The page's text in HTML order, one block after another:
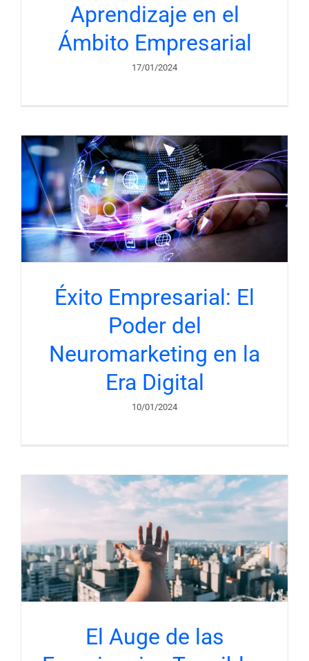
Aprendizaje en el
Ámbito Empresarial
17/01/2024
Éxito Empresarial: El
Poder del
Neuromarketing en la
Era Digital
10/01/2024
El Auge de las